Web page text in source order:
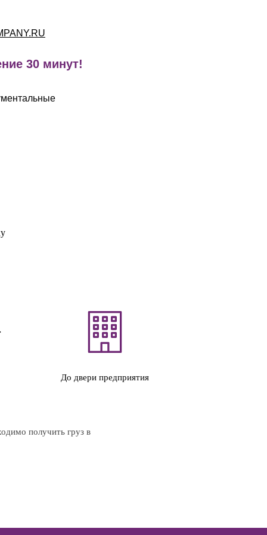
30 минут!
До двери предприятия
получить груз в